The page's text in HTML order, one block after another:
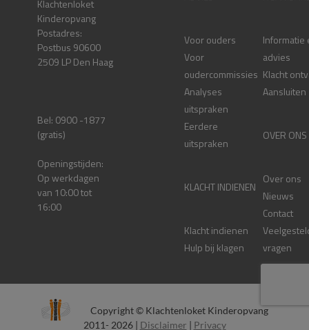
Klachtenloket
Kinderopvang
Postadres:
Postbus 90600
2509 LP Den Haag
Bel: 0900 -1877
(gratis)
Openingstijden:
Op werkdagen
van 10:00 tot
16:00
Voor ouders
Voor
oudercommissies
Analyses
uitspraken
Eerdere
uitspraken
KLACHT INDIENEN
Klacht indienen
Hulp bij klagen
Informatie
advies
Klacht
Aansluiten
OVER ONS
Over ons
Nieuws
Contact
vragen
Copyright © Klachtenloket Kinderopvang
2011- 2026 | Disclaimer | Privacy